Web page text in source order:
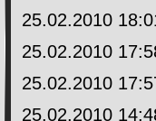
25.02.2010
25.02.2010
25.02.2010
25.02.2010